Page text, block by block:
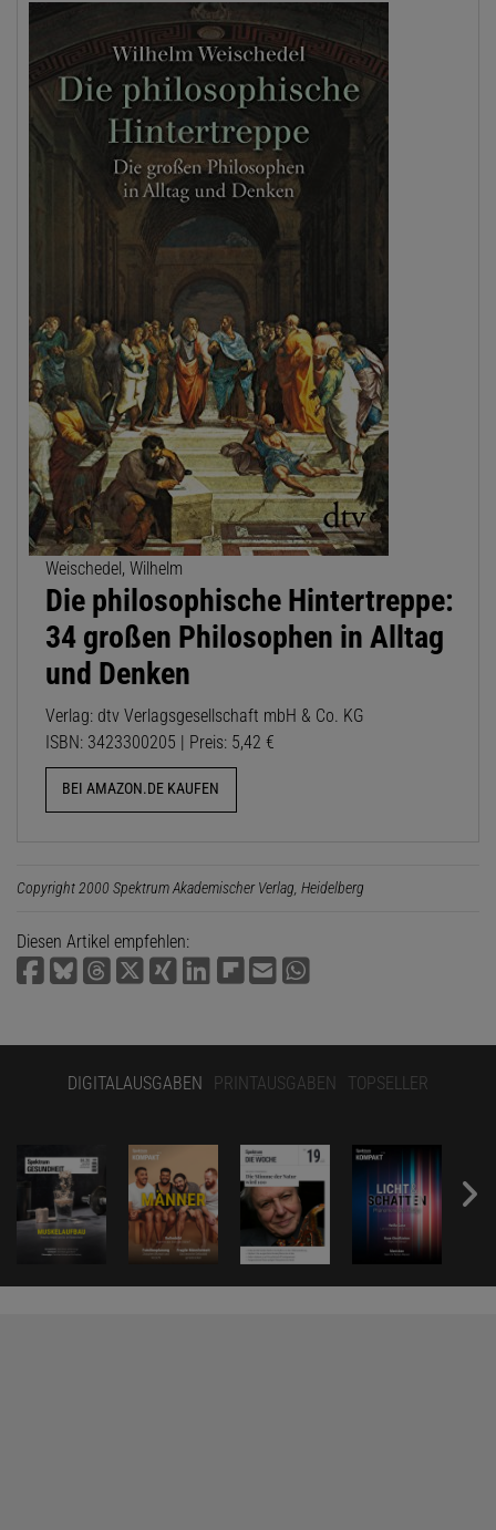
Weischedel, Wilhelm
Die philosophische Hintertreppe:
34 großen Philosophen in Alltag
und Denken
Verlag: dtv Verlagsgesellschaft mbH & Co. KG
ISBN: 3423300205 | Preis: 5,42 €
BEI AMAZON.DE KAUFEN
Copyright 2000 Spektrum Akademischer Verlag, Heidelberg
Diesen Artikel empfehlen:
DIGITALAUSGABEN PRINTAUSGABEN TOPSELLER